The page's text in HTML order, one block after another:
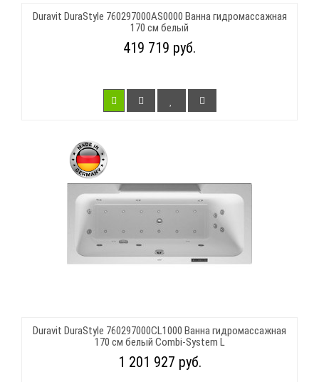
Duravit DuraStyle 760297000AS0000 Ванна гидромассажная
170 см белый
419 719 руб.
Duravit DuraStyle 760297000CL1000 Ванна гидромассажная
170 см белый Combi-System L
1 201 927 руб.